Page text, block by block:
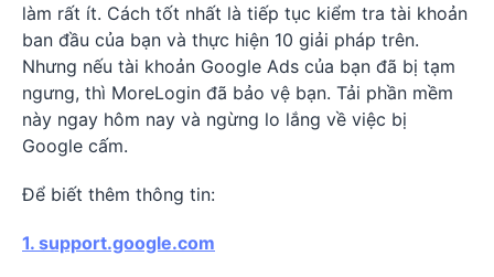
làm rất ít. Cách tốt nhất là tiếp tục kiểm tra tài khoản
ban đầu của bạn và thực hiện 10 giải pháp trên.
Nhưng nếu tài khoản Google Ads của bạn đã bị tạm
ngưng, thì MoreLogin đã bảo vệ bạn. Tải phần mềm
này ngay hôm nay và ngừng lo lắng về việc bị
Google cấm.
Để biết thêm thông tin:
1. support.google.com